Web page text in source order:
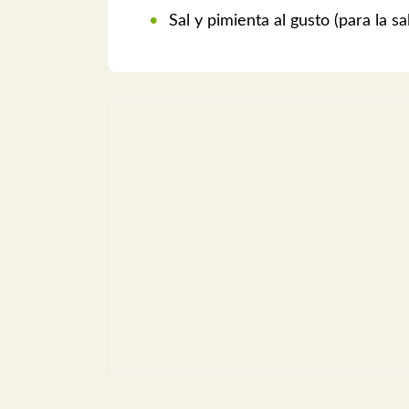
Sal y pimienta al gusto (para la